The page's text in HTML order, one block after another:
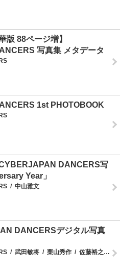
版 88ページ増】
写真集 メタデータ
1st PHOTOBOOK
CYBERJAPAN DANCERS写
Year」
/ 中山雅文
DANCERSデジタル写真
/ 武田敏将 / 栗山秀作 / 佐藤裕之 / 細